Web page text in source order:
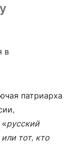
патриарха
русский
тот, кто